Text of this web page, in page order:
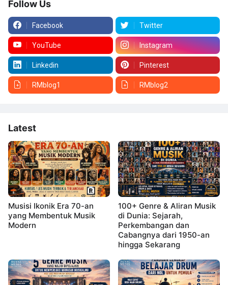
Follow Us
Facebook Twitter
YouTube Instagram
Linkedin Pinterest
RMblog1 RMblog2
Latest
Musisi Ikonik Era 70-an
yang Membentuk Musik
Modern
100+ Genre & Aliran Musik
di Dunia: Sejarah,
Perkembangan dan
Cabangnya dari 1950-an
hingga Sekarang